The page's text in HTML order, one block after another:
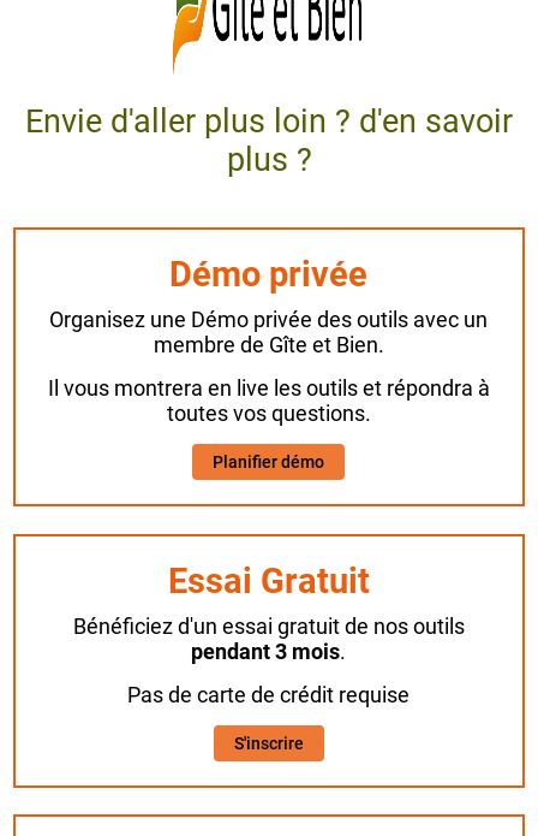
Envie d'aller plus loin ? d'en savoir
plus ?
Démo privée
Organisez une Démo privée des outils avec un
membre de Gîte et Bien.
Il vous montrera en live les outils et répondra à
toutes vos questions.
Planifier démo
Essai Gratuit
Bénéficiez d'un essai gratuit de nos outils
pendant 3 mois.
Pas de carte de crédit requise
S'inscrire